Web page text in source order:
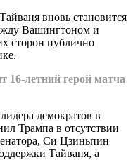
вновь становится
Вашингтоном и
сторон публично
16-летний герой матча
демократов в
Трампа в отсутствии
Си Цзиньпин
Тайваня, а